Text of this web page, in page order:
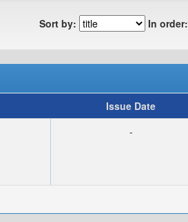
Sort by: In order:
Issue Date
-